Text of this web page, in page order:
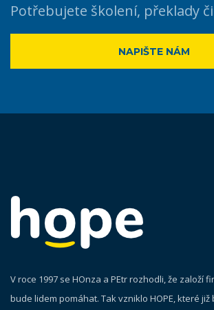
Potřebujete školení, překlady
NAPIŠTE NÁM
V roce 1997 se HOnza a PEtr rozhodli, že založí
bude lidem pomáhat. Tak vzniklo HOPE, které již